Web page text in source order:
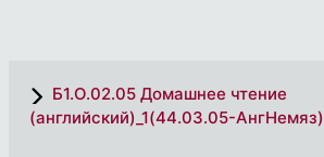
Б1.О.02.05 Домашнее чтение
(английский)_1(44.03.05-АнгНемяз)